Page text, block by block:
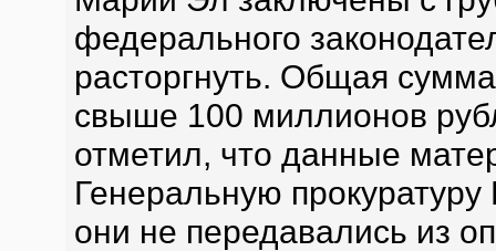
федерального
расторгнуть. Общая
свыше 100 миллионов
отметил, что данные
Генеральную
они не передавались из